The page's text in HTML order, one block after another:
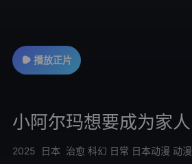
播放正片
小阿尔玛想要成为家人
2025 日本 治愈 科幻 日常 日本动漫 动漫